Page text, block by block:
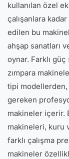
kullanılan özel
çalışanlara
edilen bu
ahşap sanatları
oynar. Farklı
zımpara
tipi modellerden,
gereken
makineler içerir.
makineleri, kuru
farklı çalışma
makineler